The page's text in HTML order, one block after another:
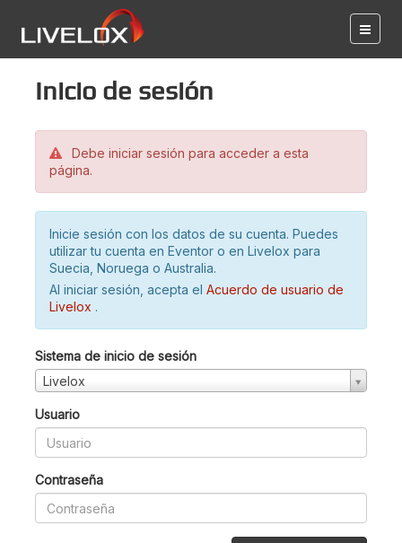
Inicio de sesión
Debe iniciar sesión para acceder a esta
página.
Inicie sesión con los datos de su cuenta. Puedes
utilizar tu cuenta en Eventor o en Livelox para
Suecia, Noruega o Australia.
Al iniciar sesión, acepta el Acuerdo de usuario de
Livelox .
Sistema de inicio de sesión
Livelox
Usuario
Contraseña